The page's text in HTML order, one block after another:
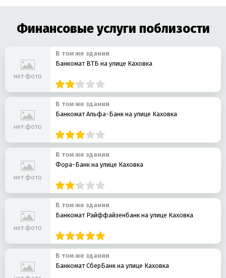
Финансовые услуги поблизости
нет фото
В том же здании
Банкомат ВТБ на улице Каховка
нет фото
В том же здании
Банкомат Альфа-Банк на улице Каховка
нет фото
В том же здании
Фора-Банк на улице Каховка
нет фото
В том же здании
Банкомат Райффайзенбанк на улице Каховка
В том же здании
Банкомат СберБанк на улице Каховка